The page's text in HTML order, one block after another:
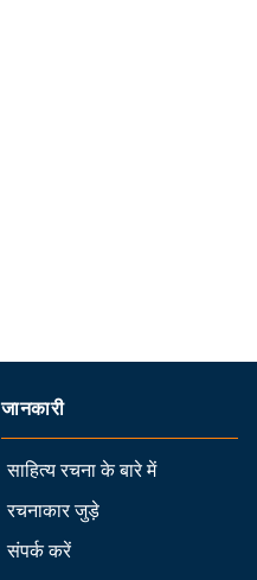
जानकारी
साहित्य रचना के बारे में
रचनाकार जुड़े
संपर्क करें